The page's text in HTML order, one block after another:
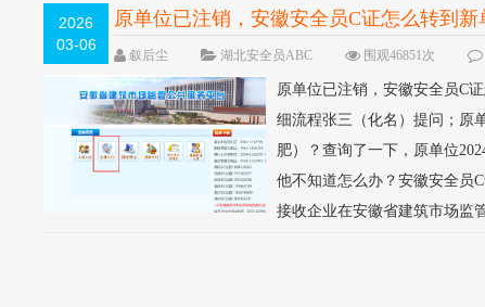
2026
03-06
原单位已注销，安徽安全员C证怎么转到新
叙后尘 湖北安全员ABC 围观46851次
原单位已注销，安徽安全员C
细流程张三（化名）提问；原
肥）？查询了一下，原单位
他不知道怎么办？安徽安全员
接收企业在安徽省建筑市场监